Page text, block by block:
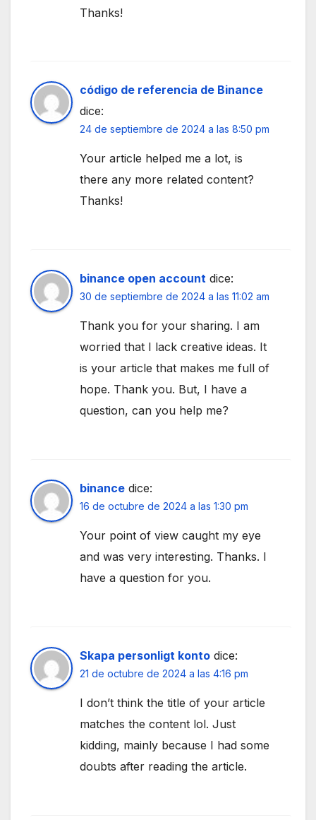
Thanks!
código de referencia de Binance
dice:
24 de septiembre de 2024 a las 8:50 pm
Your article helped me a lot, is
there any more related content?
Thanks!
binance open account dice:
30 de septiembre de 2024 a las 11:02 am
Thank you for your sharing. I am
worried that I lack creative ideas. It
is your article that makes me full of
hope. Thank you. But, I have a
question, can you help me?
binance dice:
16 de octubre de 2024 a las 1:30 pm
Your point of view caught my eye
and was very interesting. Thanks. I
have a question for you.
Skapa personligt konto dice:
21 de octubre de 2024 a las 4:16 pm
I don’t think the title of your article
matches the content lol. Just
kidding, mainly because I had some
doubts after reading the article.